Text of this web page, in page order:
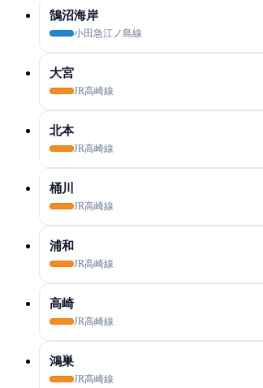
鵠沼海岸
小田急江ノ島線
大宮
JR高崎線
北本
JR高崎線
桶川
JR高崎線
浦和
JR高崎線
高崎
JR高崎線
鴻巣
JR高崎線